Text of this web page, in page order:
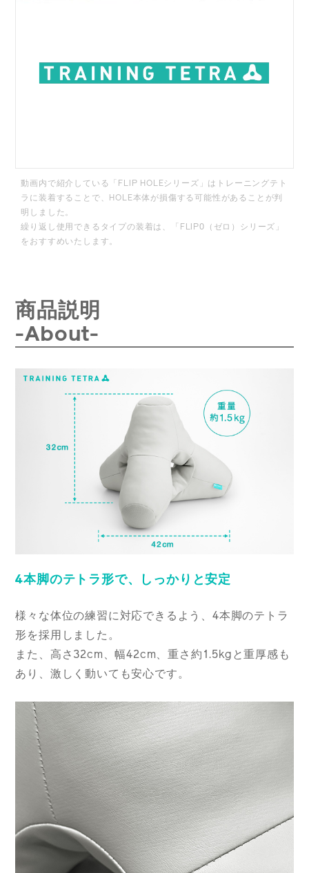
動画内で紹介している「FLIP HOLEシリーズ」はトレーニングテト
ラに装着することで、HOLE本体が損傷する可能性があることが判
明しました。
繰り返し使用できるタイプの装着は、「FLIP0（ゼロ）シリーズ」
をおすすめいたします。
商品説明
-About-
4本脚のテトラ形で、しっかりと安定
様々な体位の練習に対応できるよう、4本脚のテトラ
形を採用しました。
また、高さ32cm、幅42cm、重さ約1.5kgと重厚感も
あり、激しく動いても安心です。